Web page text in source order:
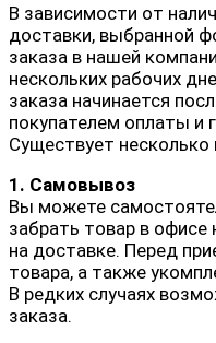
В зависимости от
доставки, выбранной
заказа в нашей
нескольких рабочих
заказа начинается
покупателем оплаты и
Существует несколько
1. Самовывоз
Вы можете
забрать товар в
на доставке. Перед
товара, а также
В редких случаях
заказа.